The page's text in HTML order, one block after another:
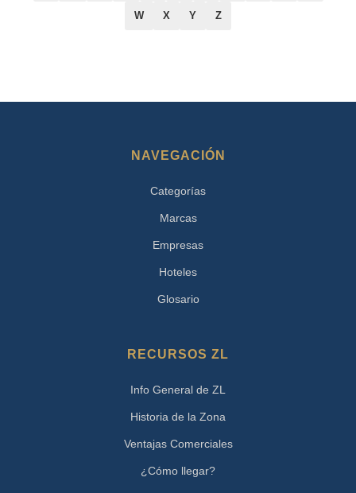
W X Y Z
NAVEGACIÓN
Categorías
Marcas
Empresas
Hoteles
Glosario
RECURSOS ZL
Info General de ZL
Historia de la Zona
Ventajas Comerciales
¿Cómo llegar?